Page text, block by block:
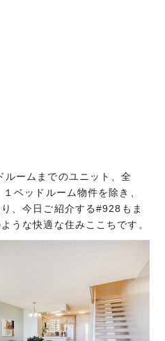
ルームまでのユニット、全
ベッドルーム物件を除き、
、今日ご紹介する#928もま
うな快適な住みここちです。